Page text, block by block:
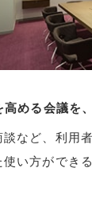
高める会議を
談など、利用
い方ができ